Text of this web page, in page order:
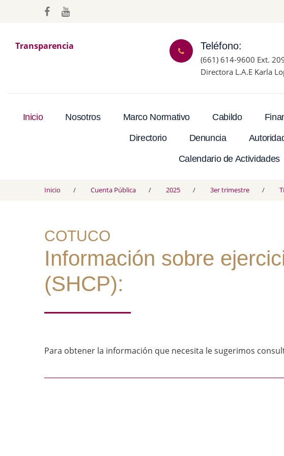
Transparencia Teléfono:
(661) 614-9600 Ext.
Directora L.A.E Karla
Inicio Nosotros Marco Normativo Cabildo
Directorio Denuncia
Calendario de Actividades
Inicio Cuenta Pública 2025 3er trimestre
COTUCO
Información sobre
(SHCP):
Para obtener la información que necesita le sugerimos